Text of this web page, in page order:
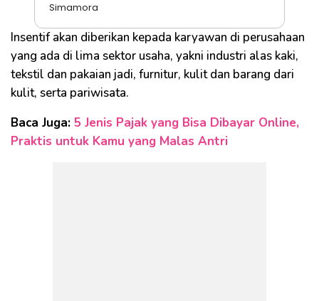
Simamora
Insentif akan diberikan kepada karyawan di perusahaan
yang ada di lima sektor usaha, yakni industri alas kaki,
tekstil dan pakaian jadi, furnitur, kulit dan barang dari
kulit, serta pariwisata.
Baca Juga: 5 Jenis Pajak yang Bisa Dibayar Online,
Praktis untuk Kamu yang Malas Antri